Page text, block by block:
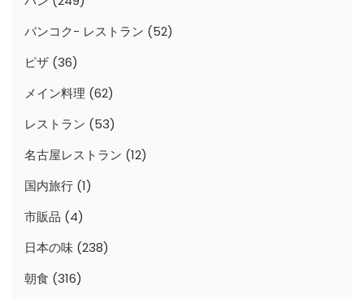
バンコク- レストラン (52)
ピザ (36)
メイン料理 (62)
レストラン (53)
名古屋レストラン (12)
国内旅行 (1)
市販品 (4)
日本の味 (238)
朝食 (316)